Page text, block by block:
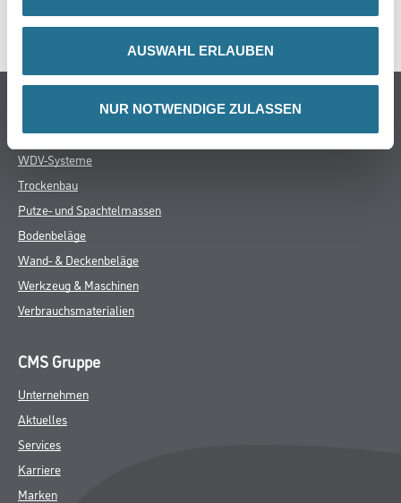
AUSWAHL ERLAUBEN
NUR NOTWENDIGE ZULASSEN
SPEZIFIKATIONEN
Online-Shop
Farbe
WDV-Systeme
Trockenbau
Putze- und Spachtelmassen
Bodenbeläge
Wand- & Deckenbeläge
Werkzeug & Maschinen
Verbrauchsmaterialien
CMS Gruppe
Unternehmen
Aktuelles
Services
Karriere
Marken